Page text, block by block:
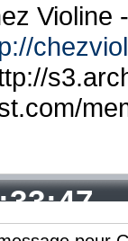
Violine